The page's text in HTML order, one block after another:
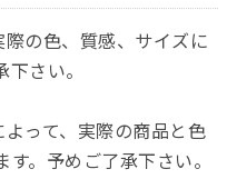
の色、質感、サイズに
さい。
って、実際の商品と色
。予めご了承下さい。